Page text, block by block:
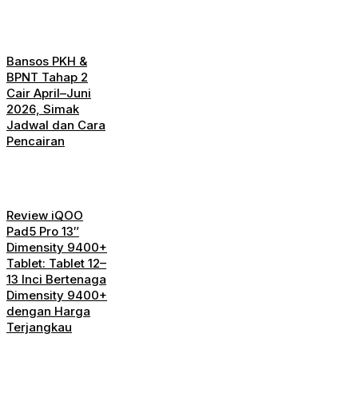
Bansos PKH &
BPNT Tahap 2
Cair April–Juni
2026, Simak
Jadwal dan Cara
Pencairan
Review iQOO
Pad5 Pro 13″
Dimensity 9400+
Tablet: Tablet 12–
13 Inci Bertenaga
Dimensity 9400+
dengan Harga
Terjangkau